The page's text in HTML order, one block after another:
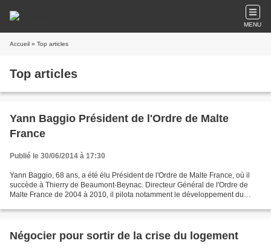
MENU
Accueil » Top articles
Top articles
Yann Baggio Président de l'Ordre de Malte
France
Publié le 30/06/2014 à 17:30
Yann Baggio, 68 ans, a été élu Président de l'Ordre de Malte France, où il
succède à Thierry de Beaumont-Beynac. Directeur Général de l'Ordre de
Malte France de 2004 à 2010, il pilota notamment le développement du
Négocier pour sortir de la crise du logement